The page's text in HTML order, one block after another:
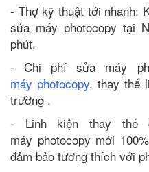
- Thợ kỹ thuật tới nhanh:
sửa máy photocopy tại
phút.
- Chi phí sửa máy
máy photocopy, thay thế
trường .
- Linh kiện thay thế
máy photocopy mới
đảm bảo tương thích với